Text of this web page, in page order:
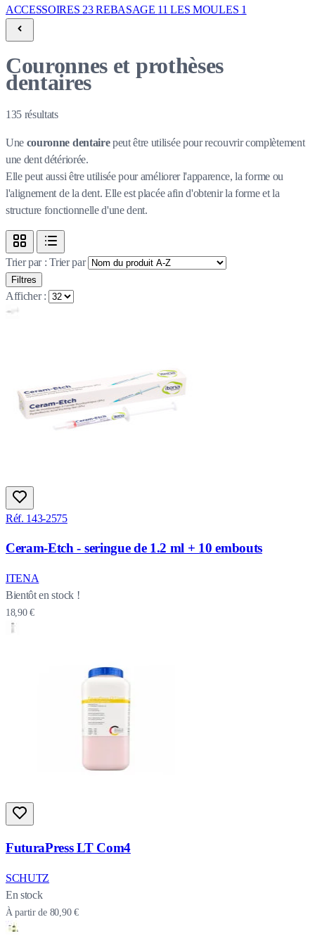
ACCESSOIRES 23REBASAGE 11LES MOULES 1
Couronnes et prothèses
dentaires
135 résultats
Une couronne dentairepeut être utilisée pour recouvrir complètement
une dent détériorée.
Elle peut aussi être utilisée pour améliorer l'apparence, la forme ou
l'alignement de la dent. Elle est placée afin d'obtenir la forme et la
structure fonctionnelle d'une dent.
Trier par :Trier par
Filtres
Afficher :
Réf. 143-2575
Ceram-Etch - seringue de 1.2 ml + 10 embouts
ITENA
Bientôt en stock !
18,90 €
FuturaPress LT Com4
SCHUTZ
En stock
À partir de 80,90 €